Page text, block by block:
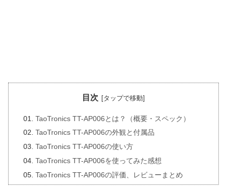
目次
TaoTronics TT-AP006とは？（概要・スペック）
TaoTronics TT-AP006の外観と付属品
TaoTronics TT-AP006の使い方
TaoTronics TT-AP006を使ってみた感想
TaoTronics TT-AP006の評価、レビューまとめ